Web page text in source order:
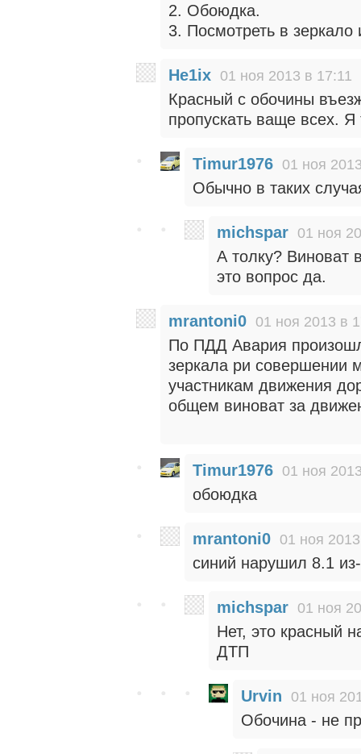
2. Обоюдка.
3. Посмотреть в зеркало
He1ix 01 ноя 2013 в 17:11
Красный с обочины
пропускать ваще всех.
Timur1976 01 ноя
Обычно в таких
michspar 01 ноя
А толку? Виноват
это вопрос да.
mrantoni0 01 ноя 2013 в
По ПДД Авария
зеркала ри совершении
участникам движения
общем виноват за
Timur1976 01 ноя
обоюдка
mrantoni0 01 ноя
синий нарушил 8.1
michspar 01 ноя
Нет, это красный
ДТП
Urvin 01 ноя
Обочина - не